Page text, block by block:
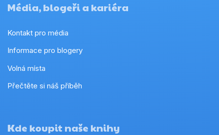
Média, blogeři a kariéra
Kontakt pro média
Informace pro blogery
Volná místa
Přečtěte si náš příběh
Kde koupit naše knihy